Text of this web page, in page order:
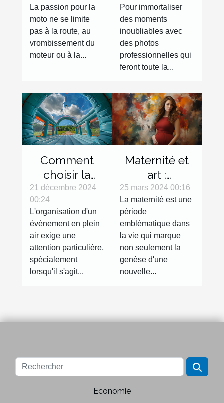
qui feront
toute la
différence
La passion pour la
moto ne se limite
pas à la route, au
vrombissement du
moteur ou à la...
qualité !
Pour immortaliser
des moments
inoubliables avec
des photos
professionnelles qui
feront toute la...
Comment
choisir la
bonne tente
gonflable
pour votre
évènement
21 décembre 2024
00:24
L'organisation d'un
événement en plein
air exige une
attention particulière,
spécialement
lorsqu'il s'agit...
Maternité et
art :
l'expression
de la
grossesse à
travers la
photographie
25 mars 2024 00:16
La maternité est une
période
emblématique dans
la vie qui marque
non seulement la
genèse d'une
nouvelle...
Economie